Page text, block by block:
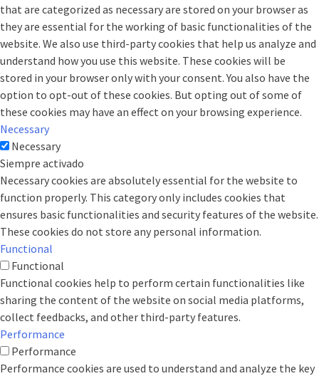
that are categorized as necessary are stored on your browser as
they are essential for the working of basic functionalities of the
website. We also use third-party cookies that help us analyze and
understand how you use this website. These cookies will be
stored in your browser only with your consent. You also have the
option to opt-out of these cookies. But opting out of some of
these cookies may have an effect on your browsing experience.
Necessary
Necessary
Siempre activado
Necessary cookies are absolutely essential for the website to
function properly. This category only includes cookies that
ensures basic functionalities and security features of the website.
These cookies do not store any personal information.
Functional
Functional
Functional cookies help to perform certain functionalities like
sharing the content of the website on social media platforms,
collect feedbacks, and other third-party features.
Performance
Performance
Performance cookies are used to understand and analyze the key